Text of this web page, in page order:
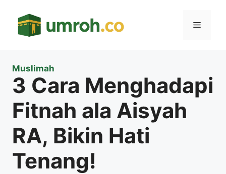
Menu
Muslimah
3 Cara Menghadapi
Fitnah ala Aisyah
RA, Bikin Hati
Tenang!